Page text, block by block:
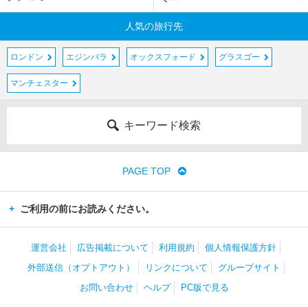
人気の旅行先
ロンドン エジンバラ オックスフォード グラスゴー
マンチェスター
キーワード検索
PAGE TOP
ご利用の前にお読みください。
運営会社 広告掲載について 利用規約
個人情報保護方針
外部送信（オプトアウト）
リンクについて
グループサイト
お問い合わせ
ヘルプ PC版で見る